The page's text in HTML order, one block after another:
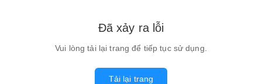
Đã xảy ra lỗi
Vui lòng tải lại trang để tiếp tục sử dụng.
Tải lại trang